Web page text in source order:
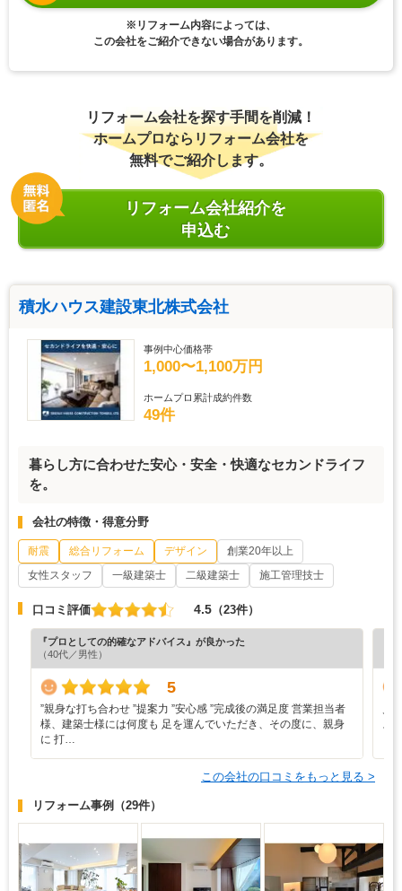
※リフォーム内容によっては、
この会社をご紹介できない場合があります。
リフォーム会社を探す手間を削減！
ホームプロならリフォーム会社を
無料でご紹介します。
リフォーム会社紹介を
申込む
積水ハウス建設東北株式会社
事例中心価格帯
1,000〜1,100万円
ホームプロ累計成約件数
49件
暮らし方に合わせた安心・安全・快適なセカンドライフ
を。
会社の特徴・得意分野
耐震 総合リフォーム デザイン
創業20年以上
女性スタッフ
一級建築士 二級建築士 施工管理技士
口コミ評価 4.5 （23件）
『プロとしての的確なアドバイス』が良かった
（40代／男性）
5
”‬親身な打ち合わせ ‪”‬提案力 ‪”‬安心感 ‪”‬完成後の満足度 営業担当者
様、建築士様には何度も 足を運んでいただき、その度に、親身
に 打…
ス
この会社の口コミをもっと見る >
リフォーム事例 （29件）